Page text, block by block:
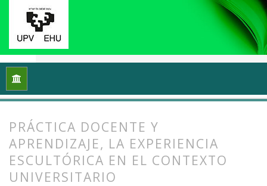
Inicio
PRÁCTICA DOCENTE Y
APRENDIZAJE, LA EXPERIENCIA
ESCULTÓRICA EN EL CONTEXTO
UNIVERSITARIO